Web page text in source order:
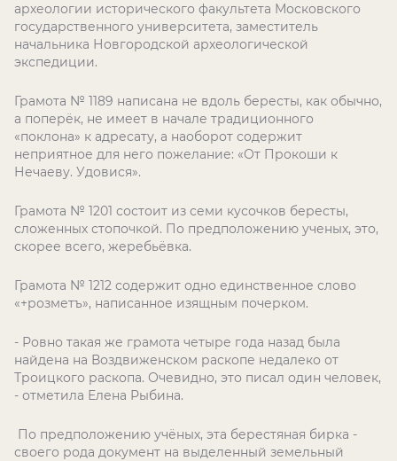
археологии исторического факультета Московского
государственного университета, заместитель
начальника Новгородской археологической
экспедиции.
Грамота № 1189 написана не вдоль бересты, как обычно,
а поперёк, не имеет в начале традиционного
«поклона» к адресату, а наоборот содержит
неприятное для него пожелание: «От Прокоши к
Нечаеву. Удовися».
Грамота № 1201 состоит из семи кусочков бересты,
сложенных стопочкой. По предположению ученых, это,
скорее всего, жеребьёвка.
Грамота № 1212 содержит одно единственное слово
«+розметъ», написанное изящным почерком.
- Ровно такая же грамота четыре года назад была
найдена на Воздвиженском раскопе недалеко от
Троицкого раскопа. Очевидно, это писал один человек,
- отметила Елена Рыбина.
По предположению учёных, эта берестяная бирка -
своего рода документ на выделенный земельный